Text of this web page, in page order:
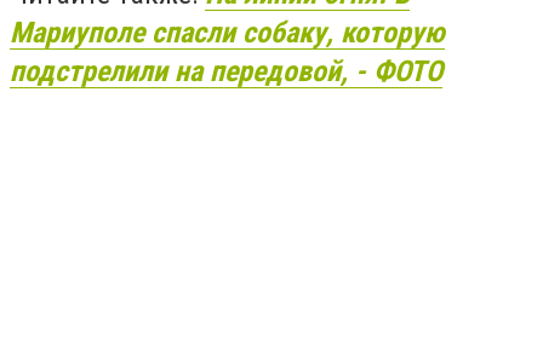
Мариуполе спасли собаку, которую
подстрелили на передовой, - ФОТО